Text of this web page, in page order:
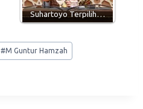
Suhartoyo Terpilih…
#M Guntur Hamzah